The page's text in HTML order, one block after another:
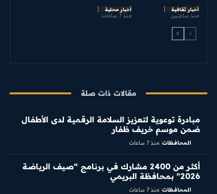
أخبار ثقافية
منذ ساعتين
أخبار محلية
منذ 7 ساعات
مقالات ذات صلة
مبادرة توعوية لتعزيز السلامة الرقمية لدى الأطفال
ضمن موسم خريف ظفار
المحافظات منذ 7 ساعات
أكثر من 2400 مشارك في برنامج “صيف الرياضة
2026” بمحافظة البريمي
المحافظات منذ 7 ساعات